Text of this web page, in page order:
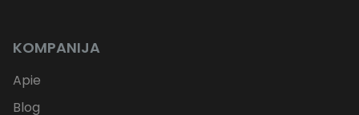
KOMPANIJA
Apie
Blog